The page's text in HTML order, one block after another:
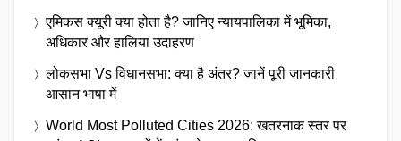
एमिकस क्यूरी क्या होता है? जानिए न्यायपालिका में भूमिका,
अधिकार और हालिया उदाहरण
लोकसभा Vs विधानसभा: क्या है अंतर? जानें पूरी जानकारी
आसान भाषा में
World Most Polluted Cities 2026: खतरनाक स्तर पर